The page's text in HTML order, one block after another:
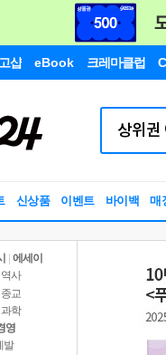
샵 eBook 크레마클럽
신상품 이벤트 바이백 매
에세이
역사
종교
과학
영
발